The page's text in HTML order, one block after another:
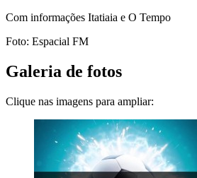
Com informações Itatiaia e O Tempo
Foto: Espacial FM
Galeria de fotos
Clique nas imagens para ampliar: